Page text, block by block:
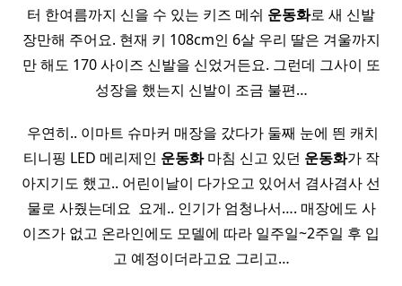
터 한여름까지 신을 수 있는 키즈 메쉬 운동화로 새 신발
장만해 주어요. 현재 키 108cm인 6살 우리 딸은 겨울까지
만 해도 170 사이즈 신발을 신었거든요. 그런데 그사이 또
성장을 했는지 신발이 조금 불편…
​ 우연히.. 이마트 슈마커 매장을 갔다가 둘째 눈에 띈 캐치
티니핑 LED 메리제인 운동화마침 신고 있던 운동화가 작
아지기도 했고.. 어린이날이 다가오고 있어서 겸사겸사 선
물로 사줬는데요 ​ 요게.. 인기가 엄청나서…. 매장에도 사
이즈가 없고 온라인에도 모델에 따라 일주일~2주일 후 입
고 예정이더라고요 그리고…